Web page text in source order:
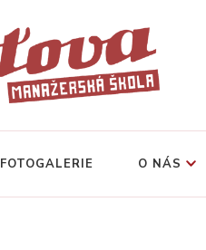
FOTOGALERIE O NÁS